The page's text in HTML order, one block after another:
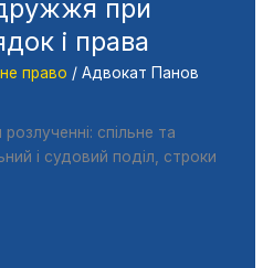
при
і права
право /Адвокат Панов
спільне та
і судовий поділ, строки